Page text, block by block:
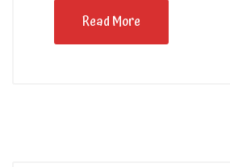
Read More